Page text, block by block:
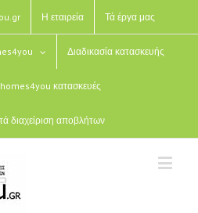
Η εταιρεία Τά έργα μας
Διαδικασία κατασκευής
homes4you κατασκευές
διαχείριση αποβλήτων